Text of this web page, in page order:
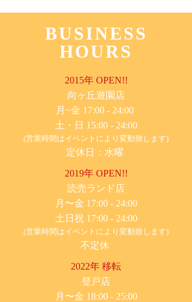
BUSINESS
HOURS
2015年 OPEN!!
​向ヶ丘遊園店
月~金 17:00 - 24:00
土・日 15:00 - 24:00
(営業時間はイベントにより変動致します)
定休日：水曜
2019年 OPEN!!
​読売ランド店
月〜金 17:00 - 24:00
土日祝 17:00 - 24:00
(営業時間はイベントにより変動致します)
不定休
2022年 移転
​登戸店
月〜金 18:00 - 25:00